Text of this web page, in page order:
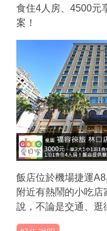
食住4人房、4500元
案！
飯店位於機場捷運
附近有熱鬧的小吃
說，不論是交通、逛